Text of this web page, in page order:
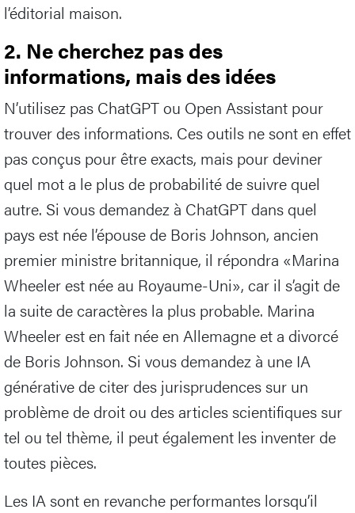
l’éditorial maison.
2. Ne cherchez pas des
informations, mais des idées
N’utilisez pas ChatGPT ou Open Assistant pour
trouver des informations. Ces outils ne sont en effet
pas conçus pour être exacts, mais pour deviner
quel mot a le plus de probabilité de suivre quel
autre. Si vous demandez à ChatGPT dans quel
pays est née l’épouse de Boris Johnson, ancien
premier ministre britannique, il répondra «Marina
Wheeler est née au Royaume-Uni», car il s’agit de
la suite de caractères la plus probable. Marina
Wheeler est en fait née en Allemagne et a divorcé
de Boris Johnson. Si vous demandez à une IA
générative de citer des jurisprudences sur un
problème de droit ou des articles scientifiques sur
tel ou tel thème, il peut également les inventer de
toutes pièces.
Les IA sont en revanche performantes lorsqu’il